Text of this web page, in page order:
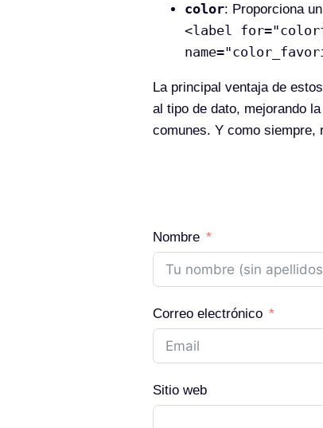
color: Proporciona
<label
La principal ventaja de
al tipo de dato, mejorando
comunes. Y como siempre,
Nombre
Correo electrónico
Sitio web